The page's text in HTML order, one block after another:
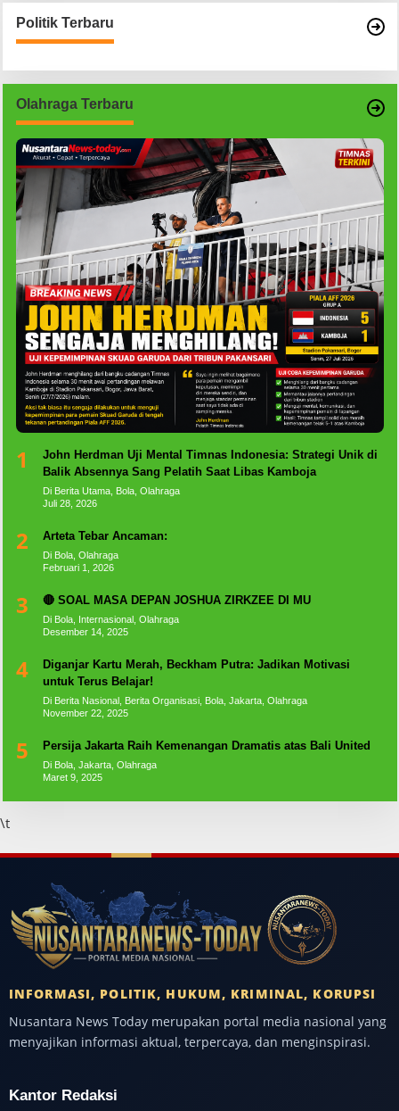
Politik Terbaru
Olahraga Terbaru
1
John Herdman Uji Mental Timnas Indonesia: Strategi Unik di
Balik Absennya Sang Pelatih Saat Libas Kamboja
Di Berita Utama, Bola, Olahraga
Juli 28, 2026
2 Arteta Tebar Ancaman:
Di Bola, Olahraga
Februari 1, 2026
3 🔴 SOAL MASA DEPAN JOSHUA ZIRKZEE DI MU
Di Bola, Internasional, Olahraga
Desember 14, 2025
4
Diganjar Kartu Merah, Beckham Putra: Jadikan Motivasi
untuk Terus Belajar!
Di Berita Nasional, Berita Organisasi, Bola, Jakarta, Olahraga
November 22, 2025
5 Persija Jakarta Raih Kemenangan Dramatis atas Bali United
Di Bola, Jakarta, Olahraga
Maret 9, 2025
\t
INFORMASI, POLITIK, HUKUM, KRIMINAL, KORUPSI
Nusantara News Today merupakan portal media nasional yang
menyajikan informasi aktual, terpercaya, dan menginspirasi.
Kantor Redaksi